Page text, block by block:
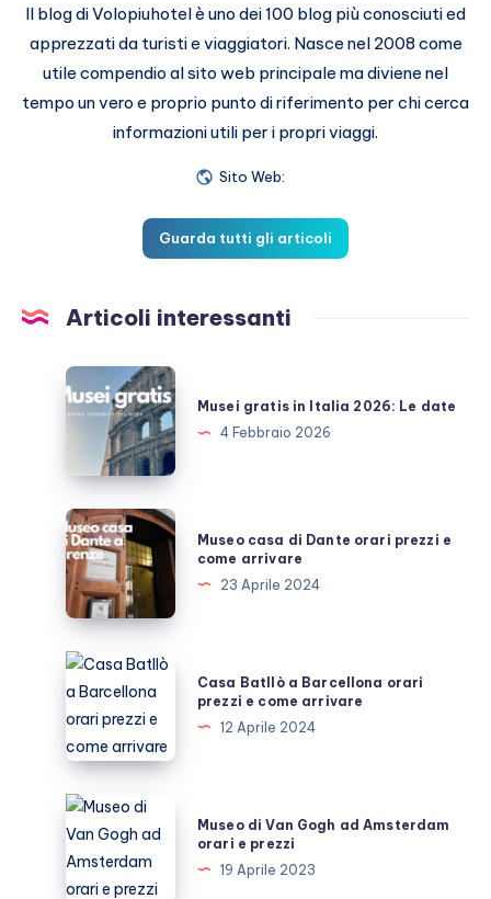
Il blog di Volopiuhotel è uno dei 100 blog più conosciuti ed
apprezzati da turisti e viaggiatori. Nasce nel 2008 come
utile compendio al sito web principale ma diviene nel
tempo un vero e proprio punto di riferimento per chi cerca
informazioni utili per i propri viaggi.
Sito Web:
Guarda tutti gli articoli
Articoli interessanti
Musei
gratis
2026:
Le
date
Musei gratis in Italia 2026: Le date
4 Febbraio 2026
Museo
casa
di
Dante
orari
prezzi
e
come
arrivare
Museo casa di Dante orari prezzi e
come arrivare
23 Aprile 2024
Casa
Batllò
a
Barcellona
orari
prezzi
e
come
arrivare
Casa Batllò a Barcellona orari
prezzi e come arrivare
12 Aprile 2024
Museo
di
Van
Gogh
Museo di Van Gogh ad Amsterdam
orari e prezzi
19 Aprile 2023